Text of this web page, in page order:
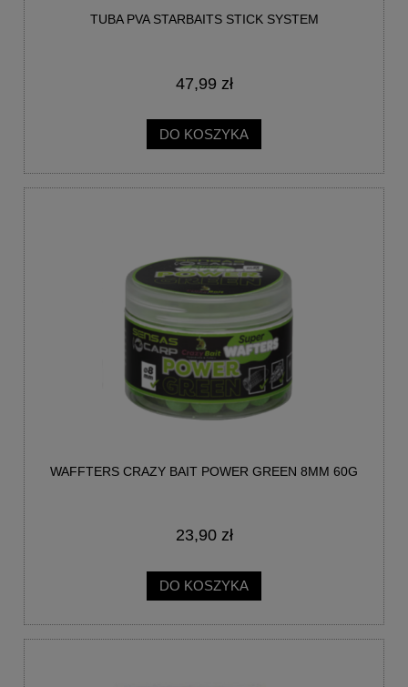
TUBA PVA STARBAITS STICK SYSTEM
47,99 zł
DO KOSZYKA
WAFFTERS CRAZY BAIT POWER GREEN 8MM 60G
23,90 zł
DO KOSZYKA